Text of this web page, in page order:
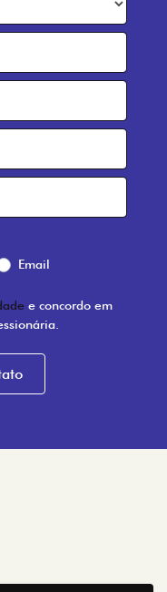
Email
e concordo em